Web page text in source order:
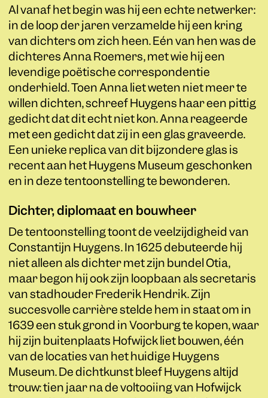
Al vanaf het begin was hij een echte netwerker:
in de loop der jaren verzamelde hij een kring
van dichters om zich heen. Eén van hen was de
dichteres Anna Roemers, met wie hij een
levendige poëtische correspondentie
onderhield. Toen Anna liet weten niet meer te
willen dichten, schreef Huygens haar een pittig
gedicht dat dit echt niet kon. Anna reageerde
met een gedicht dat zij in een glas graveerde.
Een unieke replica van dit bijzondere glas is
recent aan het Huygens Museum geschonken
en in deze tentoonstelling te bewonderen.
Dichter, diplomaat en bouwheer
De tentoonstelling toont de veelzijdigheid van
Constantijn Huygens. In 1625 debuteerde hij
niet alleen als dichter met zijn bundel Otia,
maar begon hij ook zijn loopbaan als secretaris
van stadhouder Frederik Hendrik. Zijn
succesvolle carrière stelde hem in staat om in
1639 een stuk grond in Voorburg te kopen, waar
hij zijn buitenplaats Hofwijck liet bouwen, één
van de locaties van het huidige Huygens
Museum. De dichtkunst bleef Huygens altijd
trouw: tien jaar na de voltooiing van Hofwijck